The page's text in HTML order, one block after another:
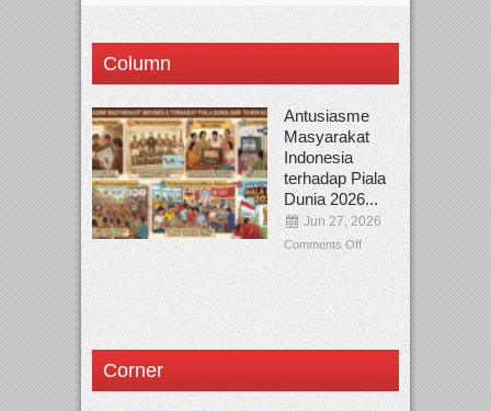
Column
Antusiasme
Masyarakat
Indonesia
terhadap Piala
Dunia 2026...
Jun 27, 2026
Comments Off
Corner